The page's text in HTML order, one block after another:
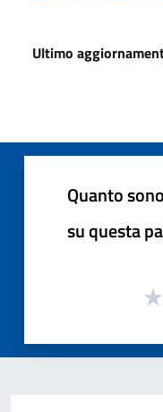
Ultimo
Quanto
su questa